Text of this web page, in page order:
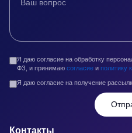
Я даю согласие на обработку
ФЗ, и принимаю согласие и политику
Я даю согласие на получение
Контакты